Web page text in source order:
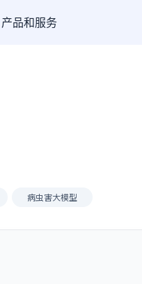
产品和服务
病虫害大模型